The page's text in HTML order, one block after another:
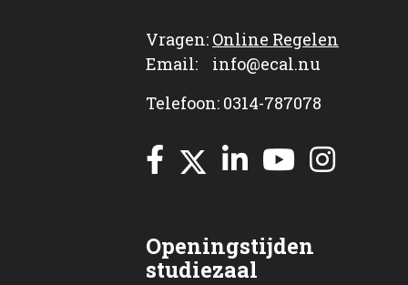
Vragen: Online Regelen
Email: info@ecal.nu
Telefoon: 0314-787078
Openingstijden
studiezaal